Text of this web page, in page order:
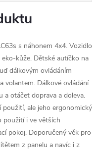
s náhonem 4x4. Vozidlo
kůže. Dětské autíčko na
dálkovým ovládáním
volantem. Dálkové ovládání
a otáčet doprava a doleva.
ale jeho ergonomický
použití i ve větších
pokoj. Doporučený věk pro
z panelu a navíc i z